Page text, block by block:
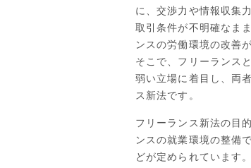
に、交渉力や情報収集
取引条件が不明確なま
ンスの労働環境の改善
そこで、フリーランス
弱い立場に着目し、両
ス新法です。
フリーランス新法の目
ンスの就業環境の整備
どが定められています。